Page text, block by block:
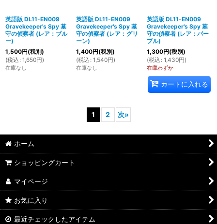
英語版 DL11-EN009
Gravekeeper's Spy 墓
守の偵察者 (レア：ブル
ー)
1,500円(税別)
(税込 : 1,650円)
在庫なし
英語版 DL11-EN009
Gravekeeper's Spy 墓
守の偵察者 (レア：グリ
ーン)
1,400円(税別)
(税込 : 1,540円)
在庫なし
英語版 DL11-EN009
Gravekeeper's Spy 墓
守の偵察者 (レア：パー
プル)
1,300円(税別)
(税込 : 1,430円)
在庫わずか
カートに入れる
1 2 次»
ホーム
ショッピングカート
マイページ
お気に入り
最近チェックしたアイテム